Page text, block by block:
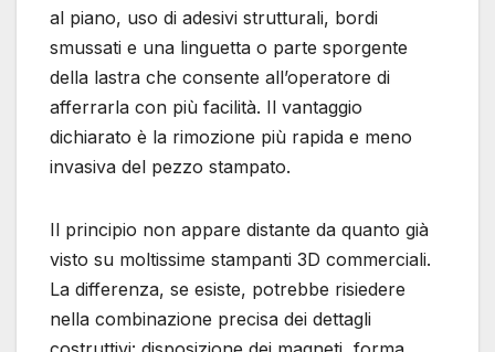
al piano, uso di adesivi strutturali, bordi
smussati e una linguetta o parte sporgente
della lastra che consente all’operatore di
afferrarla con più facilità. Il vantaggio
dichiarato è la rimozione più rapida e meno
invasiva del pezzo stampato.
Il principio non appare distante da quanto già
visto su moltissime stampanti 3D commerciali.
La differenza, se esiste, potrebbe risiedere
nella combinazione precisa dei dettagli